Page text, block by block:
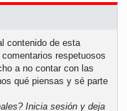
contenido de esta
respetuosos
a no contar con las
qué piensas y sé parte
Inicia sesión y deja